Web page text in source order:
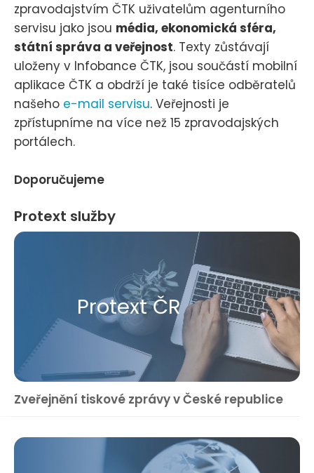
zpravodajstvím ČTK uživatelům agenturního
servisu jako jsou média, ekonomická sféra,
státní správa a veřejnost. Texty zůstávají
uloženy v Infobance ČTK, jsou součástí mobilní
aplikace ČTK a obdrží je také tisíce odběratelů
našeho e-mail servisu. Veřejnosti je
zpřístupníme na více než 15 zpravodajských
portálech.
Doporučujeme
Protext služby
Protext ČR
Zveřejnění tiskové zprávy v České republice